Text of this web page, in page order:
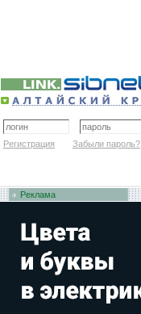
Регистрация Забыли пароль?
Реклама